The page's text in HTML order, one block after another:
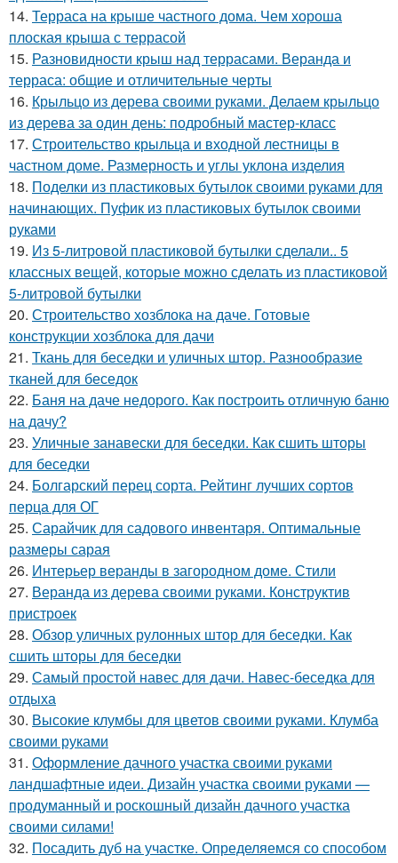
14. Терраса на крыше частного дома. Чем хороша
плоская крыша с террасой
15. Разновидности крыш над террасами. Веранда и
терраса: общие и отличительные черты
16. Крыльцо из дерева своими руками. Делаем крыльцо
из дерева за один день: подробный мастер-класс
17. Строительство крыльца и входной лестницы в
частном доме. Размерность и углы уклона изделия
18. Поделки из пластиковых бутылок своими руками для
начинающих. Пуфик из пластиковых бутылок своими
руками
19. Из 5-литровой пластиковой бутылки сделали.. 5
классных вещей, которые можно сделать из пластиковой
5-литровой бутылки
20. Строительство хозблока на даче. Готовые
конструкции хозблока для дачи
21. Ткань для беседки и уличных штор. Разнообразие
тканей для беседок
22. Баня на даче недорого. Как построить отличную баню
на дачу?
23. Уличные занавески для беседки. Как сшить шторы
для беседки
24. Болгарский перец сорта. Рейтинг лучших сортов
перца для ОГ
25. Сарайчик для садового инвентаря. Оптимальные
размеры сарая
26. Интерьер веранды в загородном доме. Стили
27. Веранда из дерева своими руками. Конструктив
пристроек
28. Обзор уличных рулонных штор для беседки. Как
сшить шторы для беседки
29. Самый простой навес для дачи. Навес-беседка для
отдыха
30. Высокие клумбы для цветов своими руками. Клумба
своими руками
31. Оформление дачного участка своими руками
ландшафтные идеи. Дизайн участка своими руками —
продуманный и роскошный дизайн дачного участка
своими силами!
32. Посадить дуб на участке. Определяемся со способом